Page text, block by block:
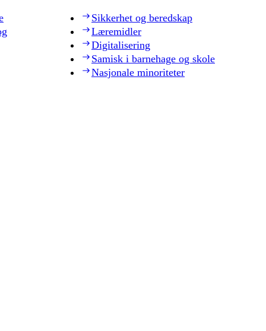
Sikkerhet og beredskap
Læremidler
Digitalisering
Samisk i barnehage og skole
Nasjonale minoriteter